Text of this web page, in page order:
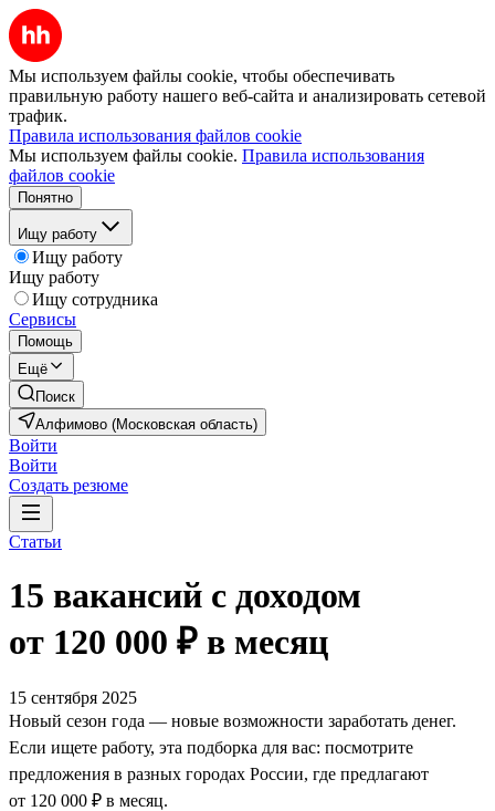
Мы используем файлы cookie, чтобы обеспечивать
правильную работу нашего веб-сайта и анализировать сетевой
трафик.
Правила использования файлов cookie
Мы используем файлы cookie. Правила использования
файлов cookie
Понятно
Ищу работу
Ищу работу
Ищу работу
Ищу сотрудника
Сервисы
Помощь
Ещё
Поиск
Алфимово (Московская область)
Войти
Войти
Создать резюме
Статьи
15 вакансий с доходом
от 120 000 ₽ в месяц
15 сентября 2025
Новый сезон года — новые возможности заработать денег.
Если ищете работу, эта подборка для вас: посмотрите
предложения в разных городах России, где предлагают
от 120 000 ₽ в месяц.